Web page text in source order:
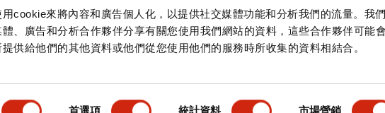
用cookie來將內容和廣告個人化，以提供社交媒體功能和分析我們的流量。我
體、廣告和分析合作夥伴分享有關您使用我們網站的資料，這些合作夥伴可能
供給他們的其他資料或他們從您使用他們的服務時所收集的資料相結合。
首選項 統計資料 市場營銷
訂閱
用條款